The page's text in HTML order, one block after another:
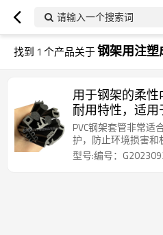
请输入一个搜索词
找到 1 个产品关于钢架用注塑
用于钢架的柔性
耐用特性，适用
PVC钢架套管非常适
护，防止环境损害和
型号:编号：